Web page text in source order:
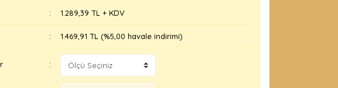
1.289,39 TL + KDV
1.469,91 TL (%5,00 havale indirimi)